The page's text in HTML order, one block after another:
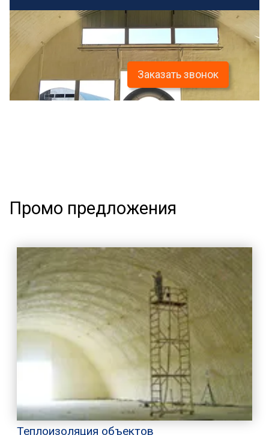
Заказать звонок
Промо предложения
Теплоизоляция объектов